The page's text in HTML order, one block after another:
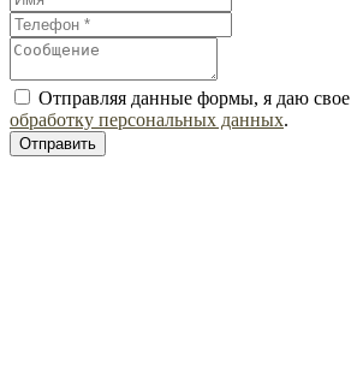
Отправляя данные формы, я даю свое
обработку персональных данных.
Отправить